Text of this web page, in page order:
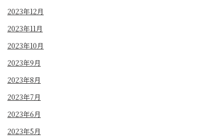
2023年12月
2023年11月
2023年10月
2023年9月
2023年8月
2023年7月
2023年6月
2023年5月